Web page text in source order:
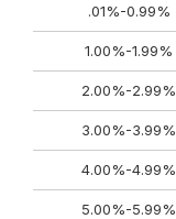
.01%-0.99%
1.00%-1.99%
2.00%-2.99%
3.00%-3.99%
4.00%-4.99%
5.00%-5.99%